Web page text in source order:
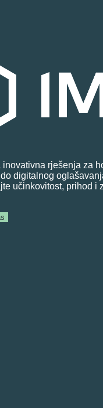
inovativna rješenja za
digitalnog
učinkovitost, prihod i